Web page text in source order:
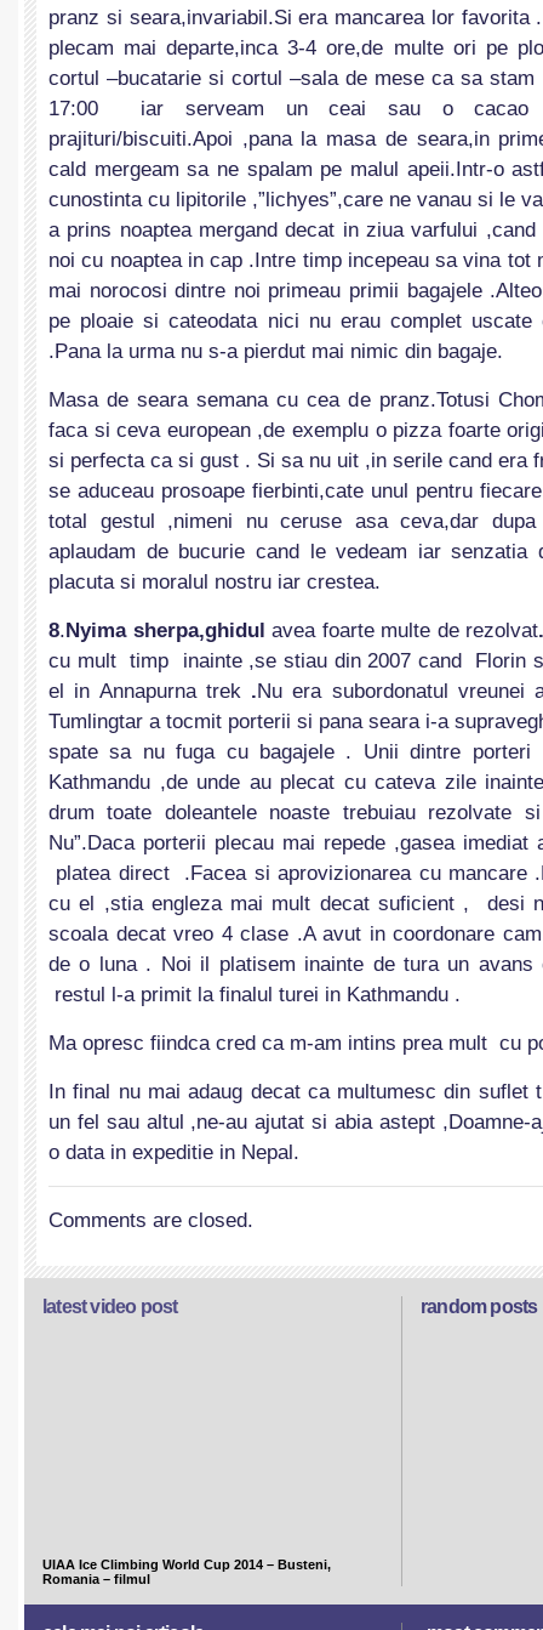
pranz si seara,invariabil.Si era mancarea lor favorita
plecam mai departe,inca 3-4 ore,de multe ori pe
cortul –bucatarie si cortul –sala de mese ca sa
17:00 iar serveam un ceai sau o
prajituri/biscuiti.Apoi ,pana la masa de seara,in
cald mergeam sa ne spalam pe malul apeii.Intr-o
cunostinta cu lipitorile ,”lichyes”,care ne vanau si le
a prins noaptea mergand decat in ziua varfului
noi cu noaptea in cap .Intre timp incepeau sa vina tot
mai norocosi dintre noi primeau primii bagajele
pe ploaie si cateodata nici nu erau complet
.Pana la urma nu s-a pierdut mai nimic din bagaje.
Masa de seara semana cu cea de pranz.Totusi
faca si ceva european ,de exemplu o pizza foarte
si perfecta ca si gust . Si sa nu uit ,in serile cand era
se aduceau prosoape fierbinti,cate unul pentru
total gestul ,nimeni nu ceruse asa ceva,dar
aplaudam de bucurie cand le vedeam iar senzatia
placuta si moralul nostru iar crestea.
8.Nyima sherpa,ghidul avea foarte multe de rezolvat.
cu mult timp inainte ,se stiau din 2007 cand Florin
el in Annapurna trek.Nu era subordonatul vreunei
Tumlingtar a tocmit porterii si pana seara i-a
spate sa nu fuga cu bagajele . Unii dintre
Kathmandu ,de unde au plecat cu cateva zile
drum toate doleantele noaste trebuiau rezolvate
Nu”.Daca porterii plecau mai repede ,gasea
platea direct .Facea si aprovizionarea cu mancare
cu el ,stia engleza mai mult decat suficient , desi
scoala decat vreo 4 clase .A avut in coordonare
de o luna . Noi il platisem inainte de tura un
restul l-a primit la finalul turei in Kathmandu .
Ma opresc fiindca cred ca m-am intins prea mult cu
In final nu mai adaug decat ca multumesc din suflet
un fel sau altul ,ne-au ajutat si abia astept ,Doamne-
o data in expeditie in Nepal.
Comments are closed.
random posts
latest video post
UIAA Ice Climbing World Cup 2014 – Busteni,
Romania – filmul